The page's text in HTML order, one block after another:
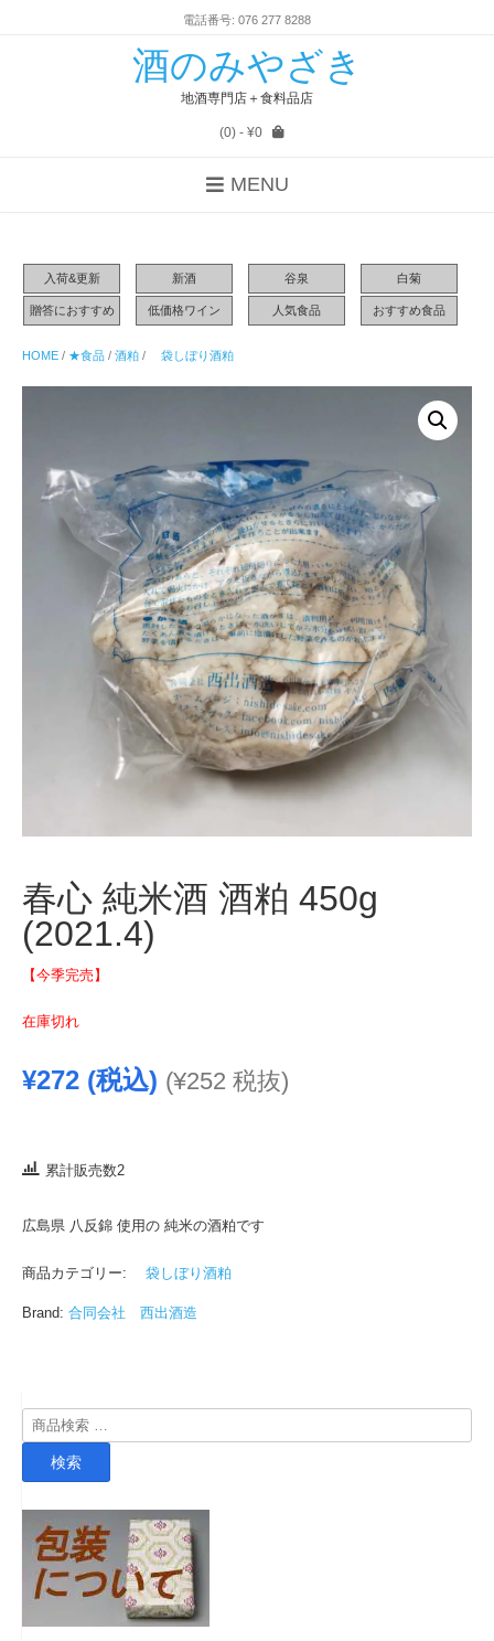
電話番号: 076 277 8288
酒のみやざき
地酒専門店＋食料品店
(0)- ¥0
MENU
入荷&更新 新酒 谷泉 白菊
贈答におすすめ 低価格ワイン 人気食品 おすすめ食品
HOME / ★食品 / 酒粕 / 袋しぼり酒粕
春心 純米酒 酒粕 450g
(2021.4)
【今季完売】
在庫切れ
¥272 (税込) (¥252 税抜)
累計販売数2
広島県 八反錦 使用の 純米の酒粕です
商品カテゴリー: 袋しぼり酒粕
Brand: 合同会社 西出酒造
検
索
検索